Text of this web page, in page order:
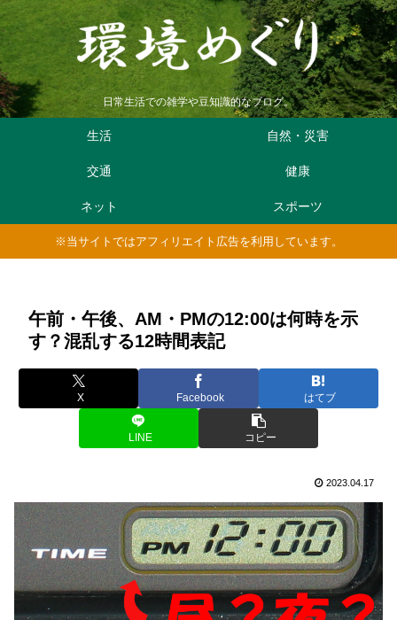
日常生活での雑学や豆知識的なブログ。
生活 自然・災害
交通 健康
ネット スポーツ
※当サイトではアフィリエイト広告を利用しています。
午前・午後、AM・PMの12:00は何時を示
す？混乱する12時間表記
X Facebook はてブ
LINE コピー
2023.04.17